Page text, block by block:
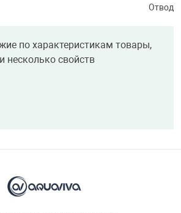
Отвод
по характеристикам товары,
несколько свойств